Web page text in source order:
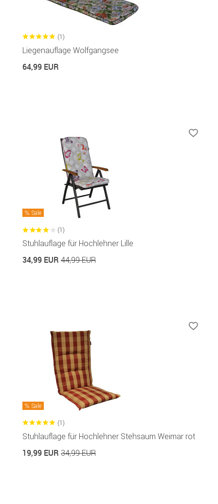
(1)
Liegenauflage Wolfgangsee
64,99 EUR
Sale
(1)
Stuhlauflage für Hochlehner Lille
34,99 EUR 44,99 EUR
Sale
(1)
Stuhlauflage für Hochlehner Stehsaum Weimar rot
19,99 EUR 34,99 EUR